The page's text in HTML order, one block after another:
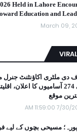
Held in Lahore
Education and
March 09,
11) کی 274 آسامیوں کا
موقع
7/30/2026
مسیحی بچوں کے لیے